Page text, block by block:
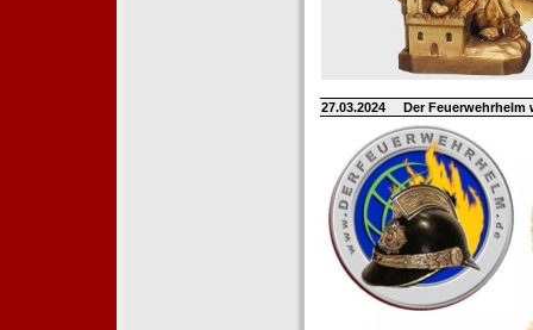
27.03.2024 Der